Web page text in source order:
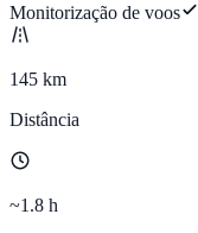
Monitorização de voos
145 km
Distância
~1.8 h